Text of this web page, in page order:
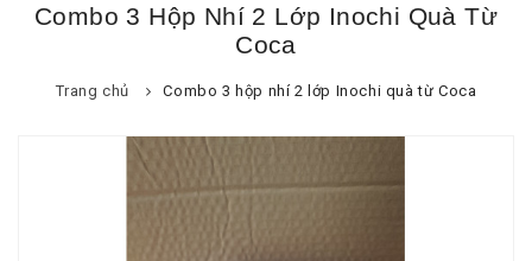
Combo 3 Hộp Nhí 2 Lớp Inochi Quà Từ
Coca
Trang chủ Combo 3 hộp nhí 2 lớp Inochi quà từ Coca